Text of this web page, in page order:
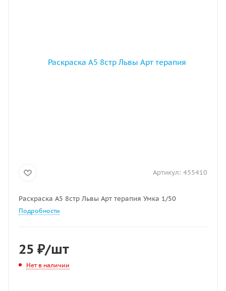
Артикул: 455410
Раскраска А5 8стр Львы Арт терапия Умка 1/50
Подробности
25 ₽/шт
Нет в наличии